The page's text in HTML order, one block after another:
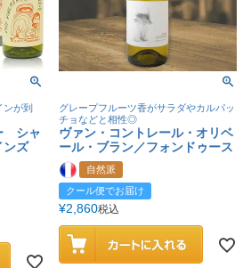
が到
シャ
ンズ
グレープフルーツ香がサラダやカルパッ
チョなどと相性◎
ヴァン・コントレール・オリベ
ール・ブラン／フォンドゥース
自然派
クール便でお届け
¥2,860税込